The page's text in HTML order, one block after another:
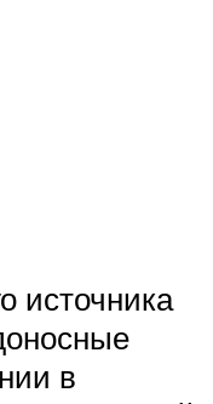
источника
в